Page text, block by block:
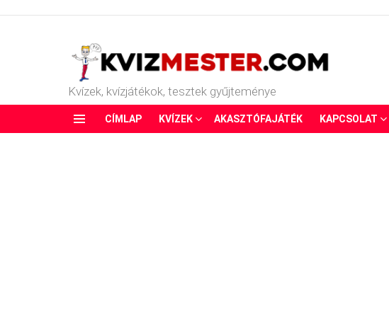
Kvízek, kvízjátékok, tesztek gyűjteménye
CÍMLAP KVÍZEK AKASZTÓFAJÁTÉK KAPCSOLAT